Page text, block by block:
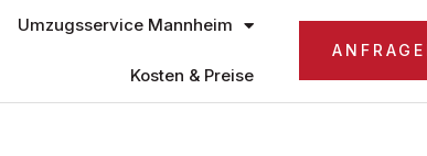
Umzugsservice Mannheim
Kosten & Preise